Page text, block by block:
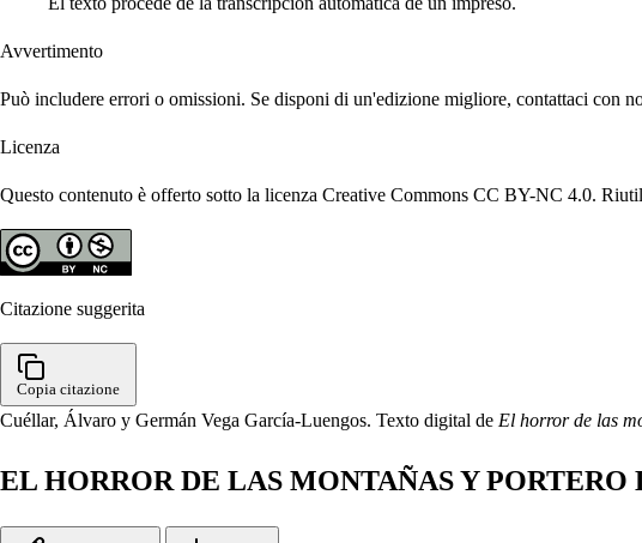
Avvertimento
Può includere errori o omissioni. Se disponi di un'edizione migliore, contattaci con
Licenza
Questo contenuto è offerto sotto la licenza Creative Commons CC BY-NC 4.0.
Citazione suggerita
Copia citazione
Cuéllar, Álvaro y Germán Vega García-Luengos. Texto digital de El horror de las
EL HORROR DE LAS MONTAÑAS Y PORTERO